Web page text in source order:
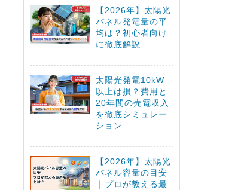
【2026年】太陽光
パネル発電量の平
均は？初心者向け
に徹底解説
太陽光発電10kW
以上は損？費用と
20年間の売電収入
を徹底シミュレー
ション
【2026年】太陽光
パネル容量の目安
｜プロが教える最